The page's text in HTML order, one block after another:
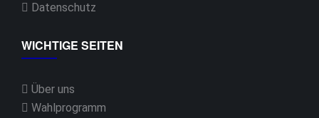
Datenschutz
WICHTIGE SEITEN
Über uns
Wahlprogramm